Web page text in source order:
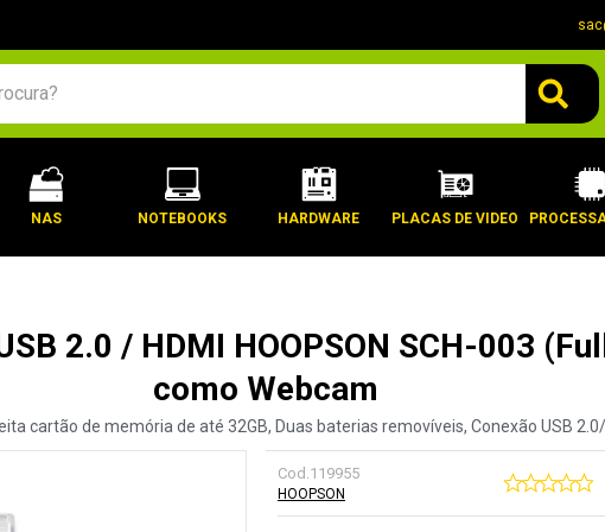
NAS NOTEBOOKS HARDWARE PLACAS DE VIDEO
2.0 / HDMI HOOPSON SCH-003
como Webcam
cartão de memória de até 32GB, Duas baterias removíveis, Conexão USB
Cod.119955
HOOPSON